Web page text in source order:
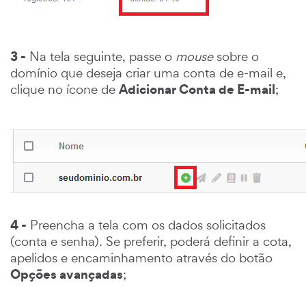
3 - Na tela seguinte, passe o mousesobre o
domínio que deseja criar uma conta de e-mail e,
clique no ícone de Adicionar Conta de E-mail;
4 - Preencha a tela com os dados solicitados
(conta e senha). Se preferir, poderá definir a cota,
apelidos e encaminhamento através do botão
Opções avançadas;